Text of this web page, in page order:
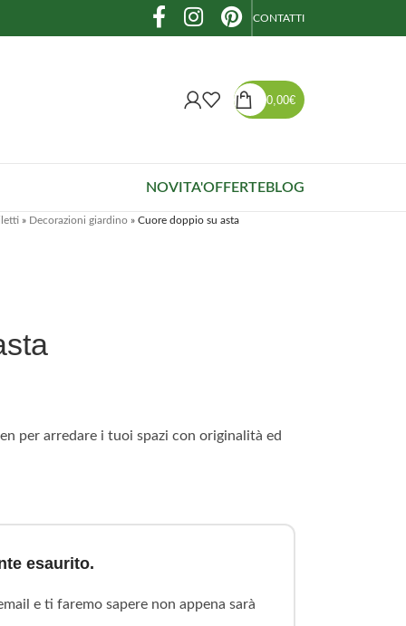
CONTATTI
0,00€
NOVITA'OFFERTEBLOG
» Decorazioni giardino» Cuore doppio su asta
per arredare i tuoi spazi con originalità ed
esaurito.
e ti faremo sapere non appena sarà